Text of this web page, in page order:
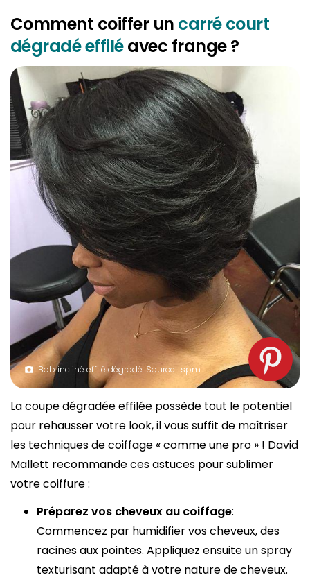
Comment coiffer un carré court
dégradé effiléavec frange ?
Bob incliné effilé dégradé. Source : spm
La coupe dégradée effilée possède tout le potentiel
pour rehausser votre look, il vous suffit de maîtriser
les techniques de coiffage « comme une pro » ! David
Mallett recommande ces astuces pour sublimer
votre coiffure :
Préparez vos cheveux au coiffage:
Commencez par humidifier vos cheveux, des
racines aux pointes. Appliquez ensuite un spray
texturisant adapté à votre nature de cheveux.